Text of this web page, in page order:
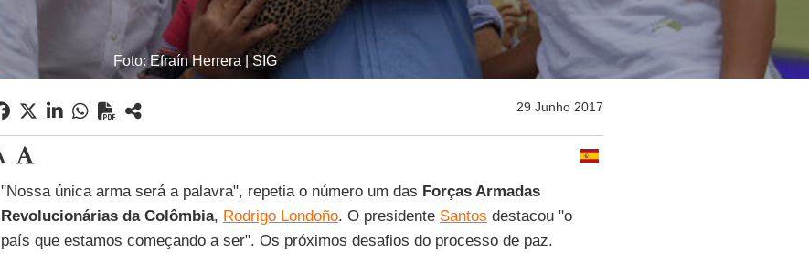
Foto: Efraín Herrera | SIG
29 Junho 2017
"Nossa única arma será a palavra", repetia o número um das Forças Armadas
Revolucionárias da Colômbia, Rodrigo Londoño. O presidente Santos destacou "o
país que estamos começando a ser". Os próximos desafios do processo de paz.